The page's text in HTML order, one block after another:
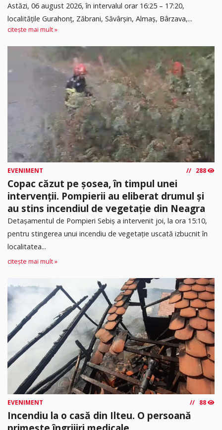
Astăzi, 06 august 2026, în intervalul orar 16:25 – 17:20,
localitățile Gurahonț, Zăbrani, Săvârșin, Almaș, Bârzava,...
citește mai mult »
EVENIMENT 288
Copac căzut pe șosea, în timpul unei
intervenții. Pompierii au eliberat drumul și
au stins incendiul de vegetație din Neagra
Detașamentul de Pompieri Sebiș a intervenit joi, la ora 15:10,
pentru stingerea unui incendiu de vegetație uscată izbucnit în
localitatea...
citește mai mult »
EVENIMENT 88
Incendiu la o casă din Ilteu. O persoană